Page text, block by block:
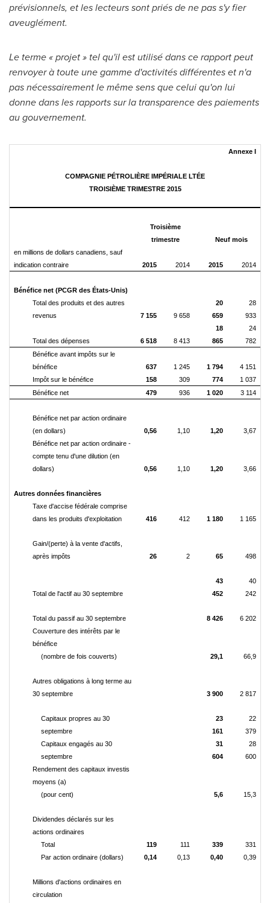
prévisionnels, et les lecteurs sont priés de ne pas s'y fier
aveuglément.
Le terme « projet » tel qu'il est utilisé dans ce rapport peut
renvoyer à toute une gamme d'activités différentes et n'a
pas nécessairement le même sens que celui qu'on lui
donne dans les rapports sur la transparence des paiements
au gouvernement.
Annexe I
COMPAGNIE PÉTROLIÈRE IMPÉRIALE LTÉE
TROISIÈME TRIMESTRE 2015
Troisième
trimestre
Neuf mois
en millions de dollars canadiens, sauf
indication contraire
2015 2014 2015 2014
Bénéfice net (PCGR des États-Unis)
Total des produits et des autres
revenus
7 155 9 658
20
659
28
933
Total des dépenses 6 518 8 413
18
865
24
782
Bénéfice avant impôts sur le
bénéfice
637 1 245 1 794
4 151
Impôt sur le bénéfice
158 309 774
1 037
Bénéfice net
479 936 1 020 3 114
Bénéfice net par action ordinaire
(en dollars)
0,56 1,10 1,20
3,67
Bénéfice net par action ordinaire -
compte tenu d'une dilution (en
dollars)
0,56 1,10 1,20 3,66
Autres données financières
Taxe d'accise fédérale comprise
dans les produits d'exploitation
416 412 1 180 1 165
Gain/(perte) à la vente d'actifs,
après impôts
26 2 65 498
Total de l'actif au 30 septembre
43
452
40
242
Total du passif au 30 septembre 8 426
6 202
Couverture des intérêts par le
bénéfice
(nombre de fois couverts)
29,1 66,9
Autres obligations à long terme au
30 septembre
3 900 2 817
Capitaux propres au 30
septembre
23
161
22
379
Capitaux engagés au 30
septembre
31
604
28
600
Rendement des capitaux investis
moyens (a)
(pour cent)
5,6 15,3
Dividendes déclarés sur les
actions ordinaires
Total
119 111 339
331
Par action ordinaire (dollars)
0,14 0,13 0,40 0,39
Millions d'actions ordinaires en
circulation